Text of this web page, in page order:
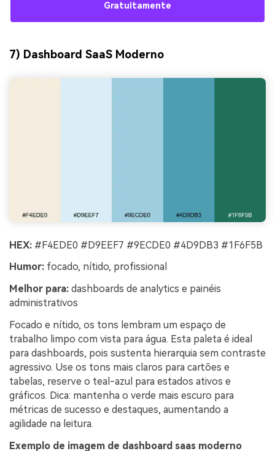
Gratuitamente
7) Dashboard SaaS Moderno
HEX: #F4EDE0 #D9EEF7 #9ECDE0 #4D9DB3 #1F6F5B
Humor: focado, nítido, profissional
Melhor para: dashboards de analytics e painéis
administrativos
Focado e nítido, os tons lembram um espaço de
trabalho limpo com vista para água. Esta paleta é ideal
para dashboards, pois sustenta hierarquia sem contraste
agressivo. Use os tons mais claros para cartões e
tabelas, reserve o teal-azul para estados ativos e
gráficos. Dica: mantenha o verde mais escuro para
métricas de sucesso e destaques, aumentando a
agilidade na leitura.
Exemplo de imagem de dashboard saas moderno